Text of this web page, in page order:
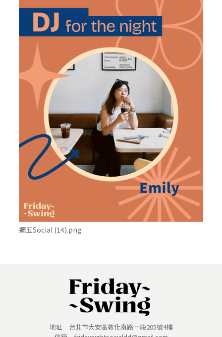
週五Social (14).png
地址 台北市大安區敦化南路一段205號4樓